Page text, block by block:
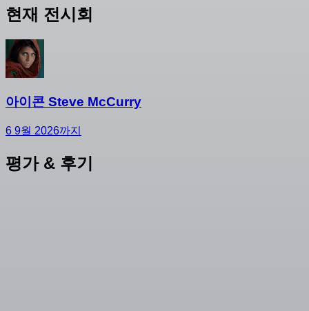
현재 전시회
아이콘 Steve McCurry
6 9월 2026까지
평가 & 후기